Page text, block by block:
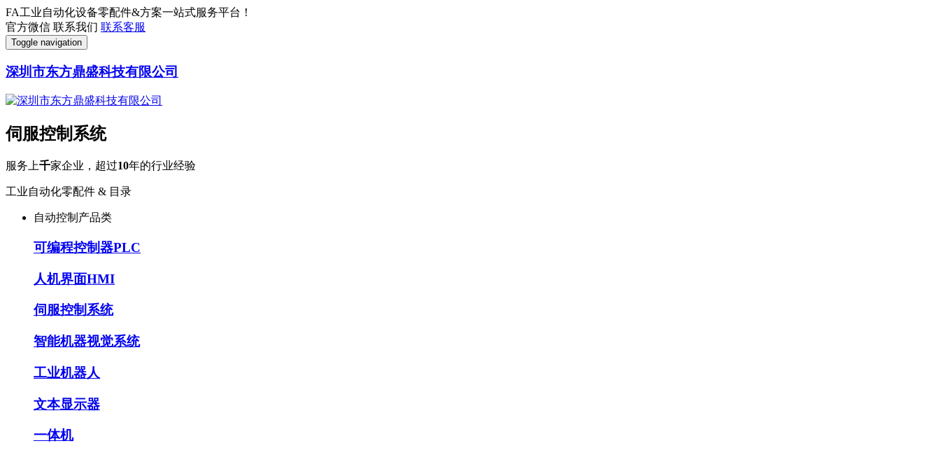
FA工业自动化设备零配件&方案一站式服务平台！
官方微信 联系我们 联系客服
Toggle navigation
深圳市东方鼎盛科技有限公司
伺服控制系统
服务上千家企业，超过10年的行业经验
工业自动化零配件 & 目录
自动控制产品类
可编程控制器PLC
人机界面HMI
伺服控制系统
智能机器视觉系统
工业机器人
文本显示器
一体机